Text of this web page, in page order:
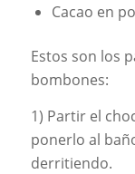
Cacao en
Estos son los
bombones:
1) Partir el
ponerlo al
derritiendo.